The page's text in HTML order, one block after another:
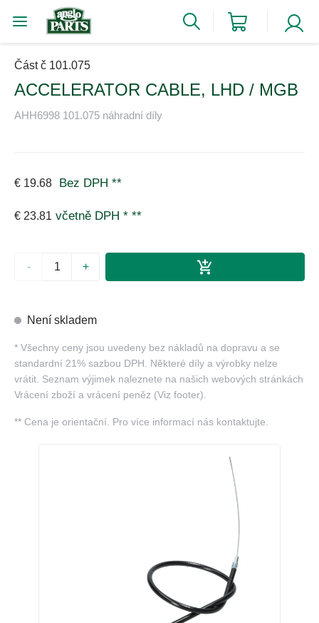
Část č 101.075
ACCELERATOR CABLE, LHD / MGB
AHH6998 101.075 náhradní díly
€ 19.68 Bez DPH **
€ 23.81 včetně DPH * **
- +
Není skladem
* Všechny ceny jsou uvedeny bez nákladů na dopravu a se
standardní 21% sazbou DPH. Některé díly a výrobky nelze
vrátit. Seznam výjimek naleznete na našich webových stránkách
Vrácení zboží a vrácení peněz (Viz footer).
** Cena je orientační. Pro více informací nás kontaktujte.